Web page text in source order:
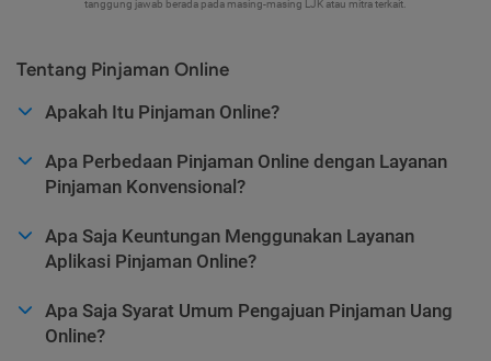
tanggung jawab berada pada masing-masing LJK atau mitra terkait.
Tentang Pinjaman Online
Apakah Itu Pinjaman Online?
Apa Perbedaan Pinjaman Online dengan Layanan
Pinjaman Konvensional?
Apa Saja Keuntungan Menggunakan Layanan
Aplikasi Pinjaman Online?
Apa Saja Syarat Umum Pengajuan Pinjaman Uang
Online?